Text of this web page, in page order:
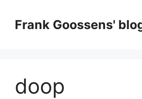
contentFrank Goossens'
doop